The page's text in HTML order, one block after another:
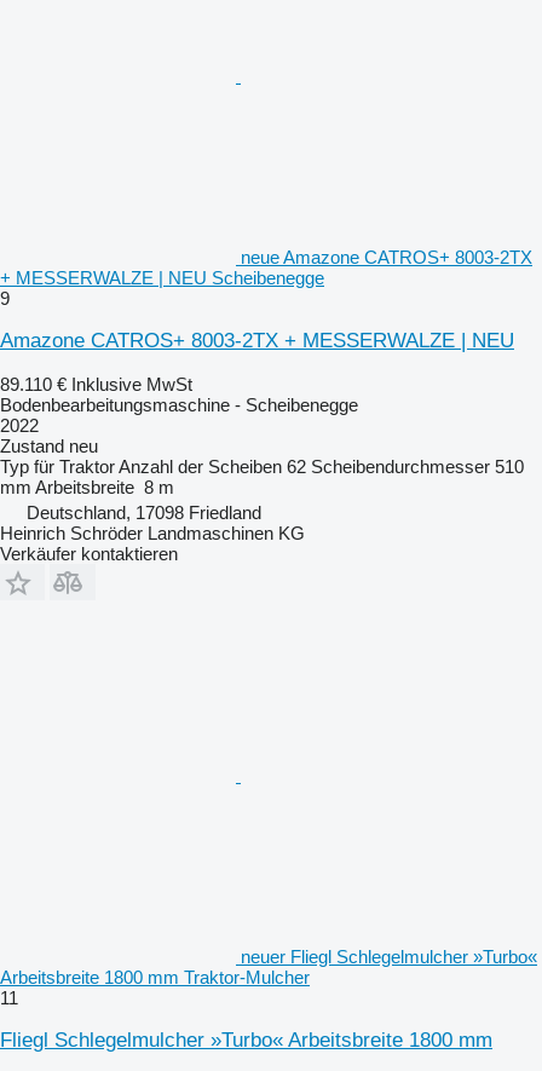
neue Amazone CATROS+ 8003-2TX
+ MESSERWALZE | NEU Scheibenegge
9
Amazone CATROS+ 8003-2TX + MESSERWALZE | NEU
89.110 € Inklusive MwSt
Bodenbearbeitungsmaschine - Scheibenegge
2022
Zustand neu
Typ für TraktorAnzahl der Scheiben 62 Scheibendurchmesser 510
mm Arbeitsbreite 8 m
Deutschland, 17098 Friedland
Heinrich Schröder Landmaschinen KG
Verkäufer kontaktieren
neuer Fliegl Schlegelmulcher »Turbo«
Arbeitsbreite 1800 mm Traktor-Mulcher
11
Fliegl Schlegelmulcher »Turbo« Arbeitsbreite 1800 mm